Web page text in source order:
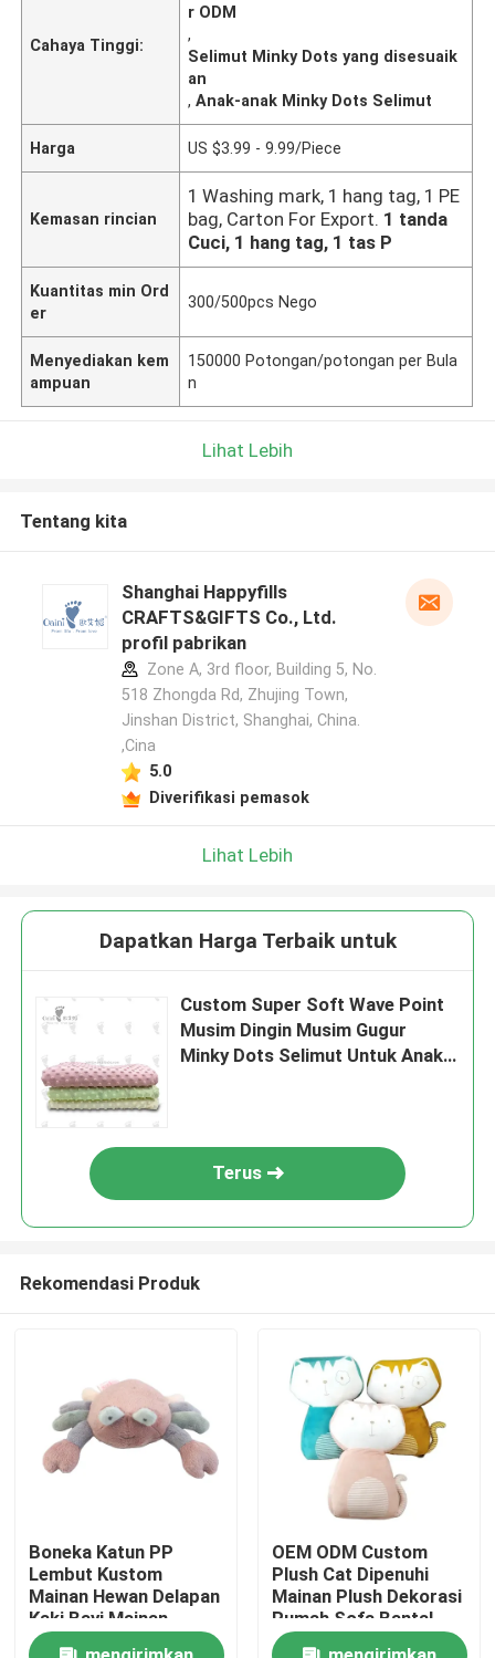
Produk
Video
Cahaya Tinggi:
r ODM
,
Selimut Minky Dots yang disesuaik
an
,Anak-anak Minky Dots Selimut
Harga US $3.99 - 9.99/Piece
Kemasan rincian
1 Washing mark, 1 hang tag, 1 PE
bag, Carton For Export. 1 tanda
Cuci, 1 hang tag, 1 tas P
Kuantitas min Ord
er
300/500pcs Nego
Menyediakan kem
ampuan
150000 Potongan/potongan per Bula
n
Lihat Lebih
Tentang kita
Shanghai Happyfills
CRAFTS&GIFTS Co., Ltd.
profil pabrikan
Zone A, 3rd floor, Building 5, No.
518 Zhongda Rd, Zhujing Town,
Jinshan District, Shanghai, China.
,Cina
5.0
Diverifikasi pemasok
Lihat Lebih
Dapatkan Harga Terbaik untuk
Custom Super Soft Wave Point
Musim Dingin Musim Gugur
Minky Dots Selimut Untuk Anak-
Terus
Rekomendasi Produk
Boneka Katun PP
Lembut Kustom
Mainan Hewan Delapan
Kaki Bayi Mainan
Hewan Kepiting Mewah
OEM ODM Custom
Plush Cat Dipenuhi
Mainan Plush Dekorasi
Rumah Sofa Bantal
Popular Dipenuhi